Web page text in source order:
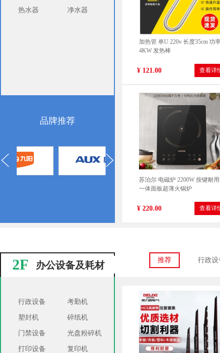
热水器 净水器
品牌推荐
加热管 单U 220v 长度35cm 功
4KW 发热棒
¥ 121.00 查看详
苏泊尔 电磁炉 2200W 按键耐用
一体面板超薄火锅炉
¥ 220.00 查看详
米家 小米新风系统新风机A1复
合滤芯滤网 150A1-FL
¥ 0.00 查看详
2F 办公设备及耗材 推荐 行政设
行政设备 考勤机
塑封机 碎纸机
门禁设备 光盘粉碎机
打印设备 复印机